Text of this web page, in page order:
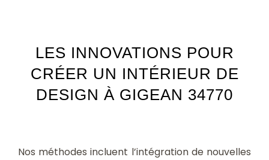
LES INNOVATIONS POUR
CRÉER UN INTÉRIEUR DE
DESIGN À GIGEAN 34770
Nos méthodes incluent l’intégration de nouvelles